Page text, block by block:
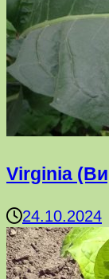
Virginia
24.10.2024